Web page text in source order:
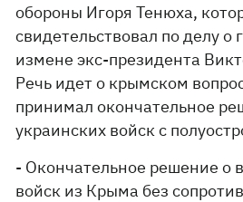
обороны Игоря Тенюха,
свидетельствовал по делу о
измене экс-президента
Речь идет о крымском
принимал окончательное
украинских войск с
- Окончательное решение о
войск из Крыма без